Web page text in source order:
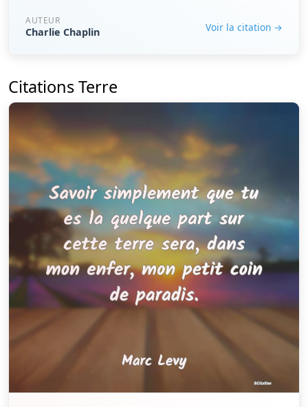
AUTEUR
Charlie Chaplin Voir la citation →
Citations Terre